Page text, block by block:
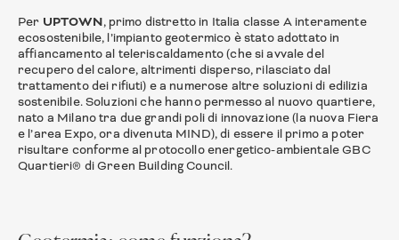
Per UPTOWN, primo distretto in Italia classe A interamente
ecosostenibile, l’impianto geotermico è stato adottato in
affiancamento al teleriscaldamento (che si avvale del
recupero del calore, altrimenti disperso, rilasciato dal
trattamento dei rifiuti) e a numerose altre soluzioni di edilizia
sostenibile. Soluzioni che hanno permesso al nuovo quartiere,
nato a Milano tra due grandi poli di innovazione (la nuova Fiera
e l’area Expo, ora divenuta MIND), di essere il primo a poter
risultare conforme al protocollo energetico-ambientale GBC
Quartieri® di Green Building Council.